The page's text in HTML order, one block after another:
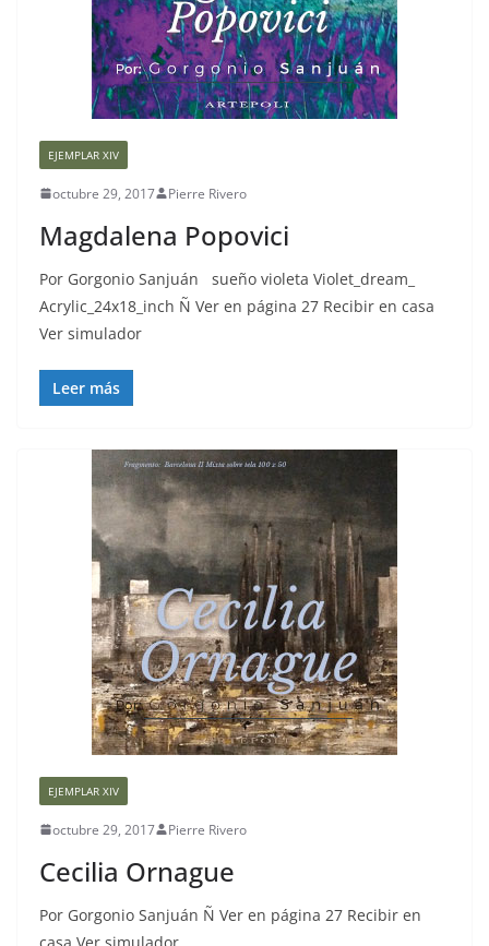
EJEMPLAR XIV
octubre 29, 2017 Pierre Rivero
Magdalena Popovici
Por Gorgonio Sanjuán sueño violeta Violet_dream_
Acrylic_24x18_inch Ñ Ver en página 27 Recibir en casa
Ver simulador
Leer más
EJEMPLAR XIV
octubre 29, 2017 Pierre Rivero
Cecilia Ornague
Por Gorgonio Sanjuán Ñ Ver en página 27 Recibir en